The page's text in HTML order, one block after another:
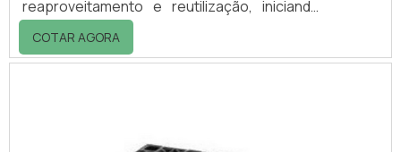
reaproveitamento e reutilização, iniciando
junto á suas atividades a recuperação e
reciclagem de tambores e bombonas. Como
deu-se ínicio as embalagens metálicas estas
COTAR AGORA